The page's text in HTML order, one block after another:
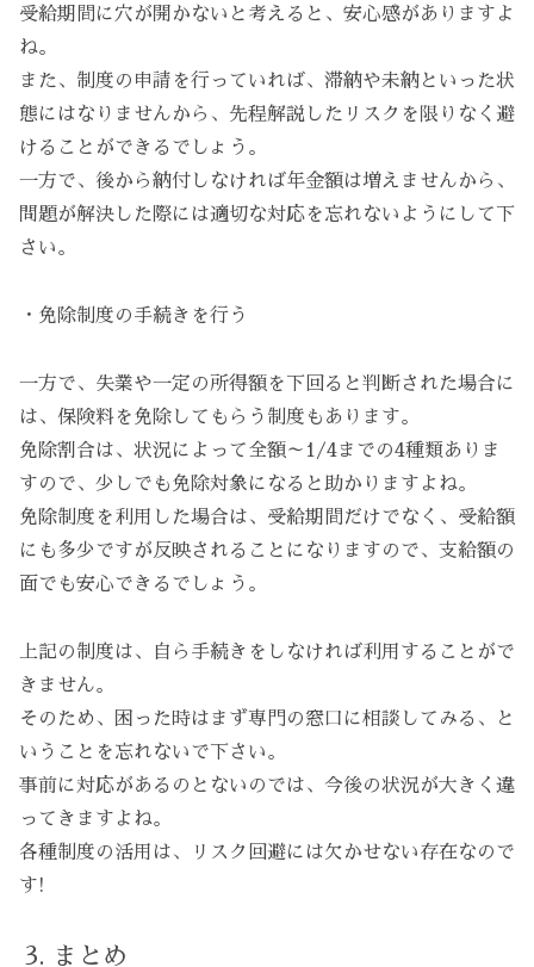
受給期間に穴が開かないと考えると、安心感がありますよ
ね。
また、制度の申請を行っていれば、滞納や未納といった状
態にはなりませんから、先程解説したリスクを限りなく避
けることができるでしょう。
一方で、後から納付しなければ年金額は増えませんから、
問題が解決した際には適切な対応を忘れないようにして下
さい。
・免除制度の手続きを行う
一方で、失業や一定の所得額を下回ると判断された場合に
は、保険料を免除してもらう制度もあります。
免除割合は、状況によって全額～1/4までの4種類ありま
すので、少しでも免除対象になると助かりますよね。
免除制度を利用した場合は、受給期間だけでなく、受給額
にも多少ですが反映されることになりますので、支給額の
面でも安心できるでしょう。
上記の制度は、自ら手続きをしなければ利用することがで
きません。
そのため、困った時はまず専門の窓口に相談してみる、と
いうことを忘れないで下さい。
事前に対応があるのとないのでは、今後の状況が大きく違
ってきますよね。
各種制度の活用は、リスク回避には欠かせない存在なので
す!
まとめ